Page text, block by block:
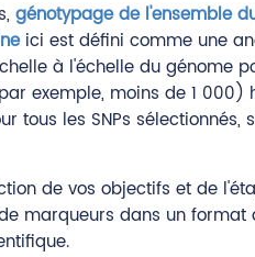
génotypage de l'ensemble
ici est défini comme une
à l'échelle du génome
exemple, moins de 1
les SNPs sélectionnés,
de vos objectifs et de
marqueurs dans un